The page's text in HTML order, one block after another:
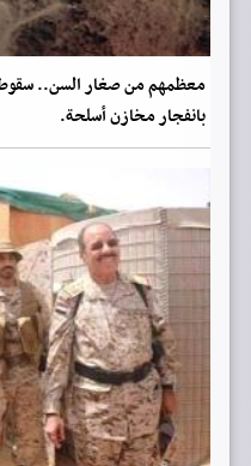
معظمهم من صغار السن.. سقوط
بانفجار مخازن أسلحة.